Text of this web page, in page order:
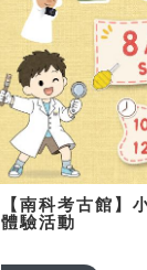
【南科考古館】
體驗活動